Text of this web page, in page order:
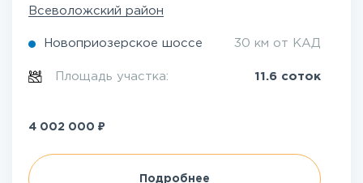
Всеволожский район
Новоприозерское шоссе 30 км от КАД
Площадь участка: 11.6 соток
4 002 000 ₽
Подробнее